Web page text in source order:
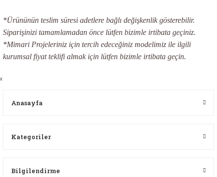
*Ürününün teslim süresi adetlere bağlı değişkenlik gösterebilir.
Siparişinizi tamamlamadan önce lütfen bizimle irtibata geçiniz.
*Mimari Projeleriniz için tercih edeceğiniz modelimiz ile ilgili
kurumsal fiyat teklifi almak için lütfen bizimle irtibata geçin.
x
Anasayfa
Kategoriler
Bilgilendirme